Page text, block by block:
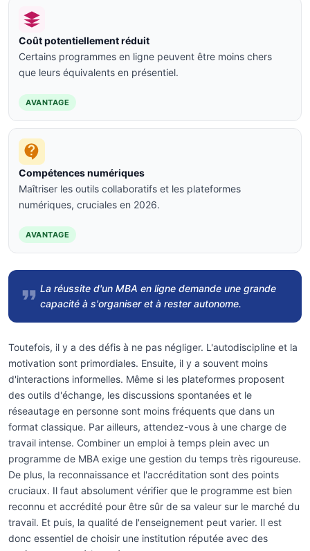
Coût potentiellement réduit
Certains programmes en ligne peuvent être moins chers
que leurs équivalents en présentiel.
AVANTAGE
Compétences numériques
Maîtriser les outils collaboratifs et les plateformes
numériques, cruciales en 2026.
AVANTAGE
La réussite d'un MBA en ligne demande une grande
capacité à s'organiser et à rester autonome.
Toutefois, il y a des défis à ne pas négliger. L'autodiscipline et la
motivation sont primordiales. Ensuite, il y a souvent moins
d'interactions informelles. Même si les plateformes proposent
des outils d'échange, les discussions spontanées et le
réseautage en personne sont moins fréquents que dans un
format classique. Par ailleurs, attendez-vous à une charge de
travail intense. Combiner un emploi à temps plein avec un
programme de MBA exige une gestion du temps très rigoureuse.
De plus, la reconnaissance et l'accréditation sont des points
cruciaux. Il faut absolument vérifier que le programme est bien
reconnu et accrédité pour être sûr de sa valeur sur le marché du
travail. Et puis, la qualité de l'enseignement peut varier. Il est
donc essentiel de choisir une institution réputée avec des